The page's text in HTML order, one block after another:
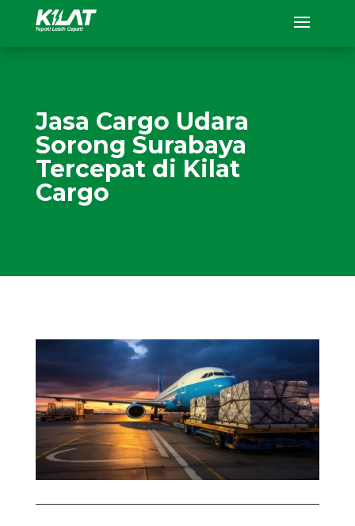
Jasa Cargo Udara
Sorong Surabaya
Tercepat di Kilat
Cargo